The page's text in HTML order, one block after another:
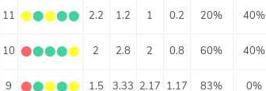
11 ⬤⬤⬤⬤⬤ 2.2 1.2 1 0.2 20% 40%
10 ⬤⬤⬤⬤⬤ 2 2.8 2 0.8 60% 40%
9 ⬤⬤⬤⬤⬤ 1.5 3.33 2.17 1.17 83% 0%